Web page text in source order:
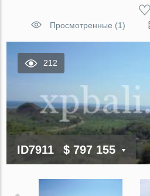
Просмотренные (1)
212
ID7911 $ 797 155